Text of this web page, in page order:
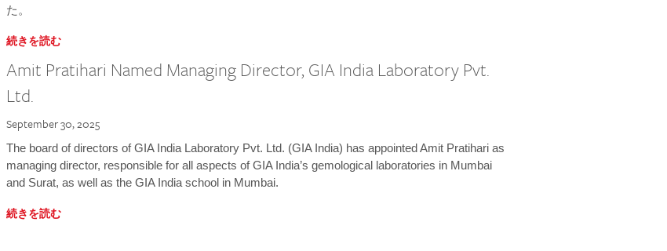
た。
続きを読む
Amit Pratihari Named Managing Director, GIA India Laboratory Pvt.
Ltd.
September 30, 2025
The board of directors of GIA India Laboratory Pvt. Ltd. (GIA India) has appointed Amit Pratihari as
managing director, responsible for all aspects of GIA India’s gemological laboratories in Mumbai
and Surat, as well as the GIA India school in Mumbai.
続きを読む